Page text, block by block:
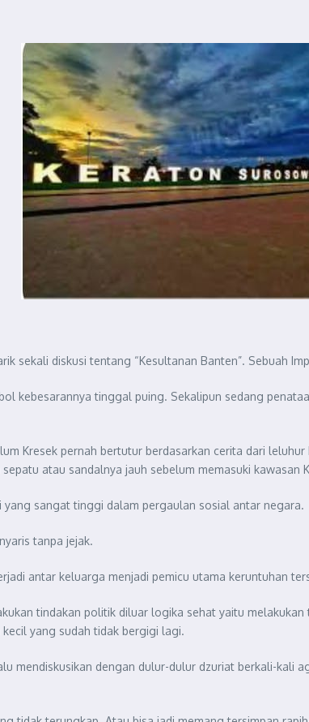
sekali diskusi tentang “Kesultanan Banten”. Sebuah
kebesarannya tinggal puing. Sekalipun sedang
Kresek pernah bertutur berdasarkan cerita dari
atau sandalnya jauh sebelum memasuki kawasan
sangat tinggi dalam pergaulan sosial antar negara.
tanpa jejak.
antar keluarga menjadi pemicu utama keruntuhan
tindakan politik diluar logika sehat yaitu
yang sudah tidak bergigi lagi.
mendiskusikan dengan dulur-dulur dzuriat berkali-kali